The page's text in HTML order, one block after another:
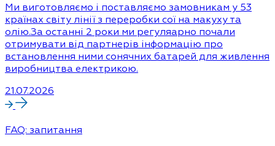
Ми виготовляємо і поставляємо замовникам у 53
країнах світу лінії з переробки сої на макуху та
олію.За останні 2 роки ми регуляарно почали
отримувати від партнерів інформацію про
встановлення ними сонячних батарей для живлення
виробництва електрикою.
21.07.2026
FAQ: запитання